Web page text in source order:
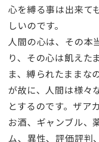
心を縛る事は出来て
しいのです。
人間の心は、その本
り、その心は飢えた
ま、縛られたままな
が故に、人間は様々
とするのです。ザア
お酒、ギャンブル、
ム、異性、評価評判